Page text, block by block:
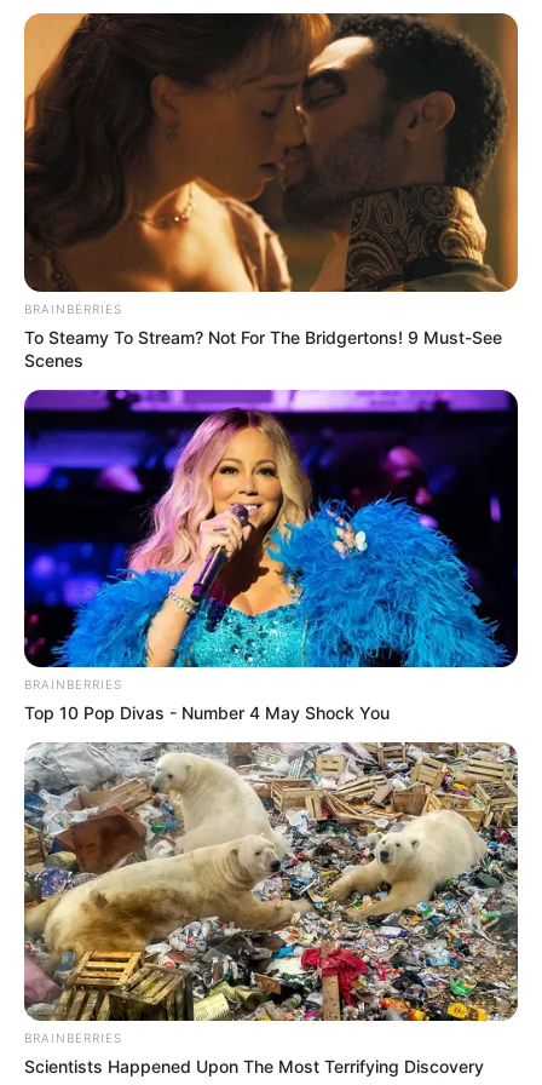
Працівника ТЦК, за
інформацію про якого обіцяли
$10 тисяч, помітили в Ужгороді
03.08.2026
info@groza-news.info
КАТЕГОРІЇ
Без рубрики
Гарячi
Культура
Нам пишуть
Партнерські матеріали
Події
Політика
BRAINBERRIES
To Steamy To Stream? Not For The Bridgertons! 9 Must-See
Scenes
BRAINBERRIES
Top 10 Pop Divas - Number 4 May Shock You
BRAINBERRIES
Scientists Happened Upon The Most Terrifying Discovery